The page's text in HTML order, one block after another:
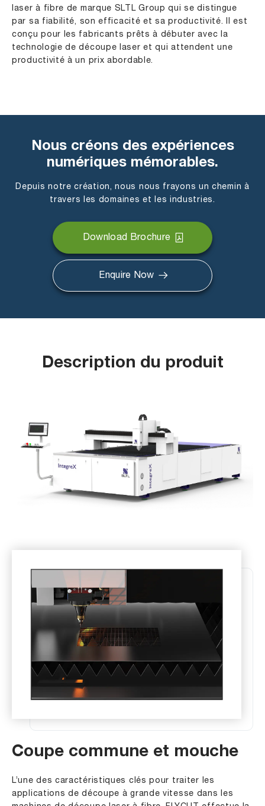
laser à fibre de marque SLTL Group qui se distingue
par sa fiabilité, son efficacité et sa productivité. Il est
conçu pour les fabricants prêts à débuter avec la
technologie de découpe laser et qui attendent une
productivité à un prix abordable.
Nous créons des expériences
numériques mémorables.
Depuis notre création, nous nous frayons un chemin à
travers les domaines et les industries.
Download Brochure
Enquire Now
Description du produit
Coupe commune et mouche
L’une des caractéristiques clés pour traiter les
applications de découpe à grande vitesse dans les